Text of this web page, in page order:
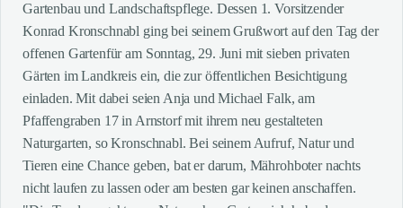
Gartenbau und Landschaftspflege. Dessen 1. Vorsitzender
Konrad Kronschnabl ging bei seinem Grußwort auf den Tag der
offenen Gartenfür am Sonntag, 29. Juni mit sieben privaten
Gärten im Landkreis ein, die zur öffentlichen Besichtigung
einladen. Mit dabei seien Anja und Michael Falk, am
Pfaffengraben 17 in Arnstorf mit ihrem neu gestalteten
Naturgarten, so Kronschnabl. Bei seinem Aufruf, Natur und
Tieren eine Chance geben, bat er darum, Mährohboter nachts
nicht laufen zu lassen oder am besten gar keinen anschaffen.